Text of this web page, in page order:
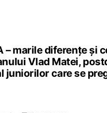
– marile diferențe și
Vlad Matei,
care se